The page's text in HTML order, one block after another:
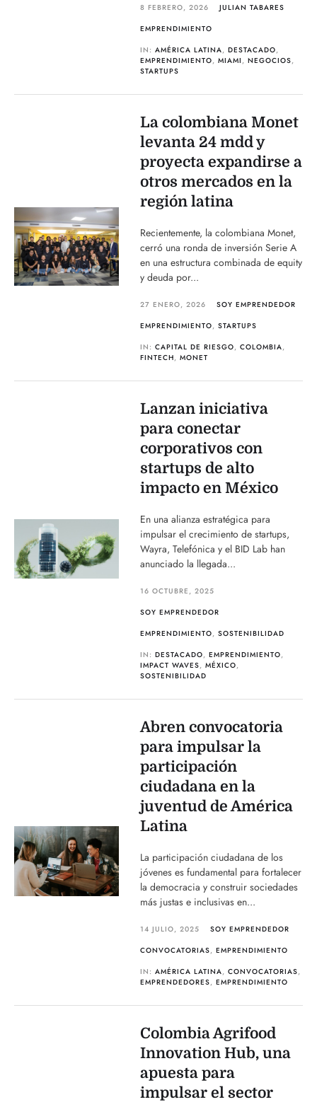
8 FEBRERO, 2026
JULIAN TABARES
EMPRENDIMIENTO
IN:AMÉRICA LATINA,DESTACADO,
EMPRENDIMIENTO,MIAMI ,NEGOCIOS,
STARTUPS
La colombiana Monet
levanta 24 mdd y
proyecta expandirse a
otros mercados en la
región latina
Recientemente, la colombiana Monet,
cerró una ronda de inversión Serie A
en una estructura combinada de equity
y deuda por...
27 ENERO, 2026
SOY EMPRENDEDOR
EMPRENDIMIENTO,STARTUPS
IN:CAPITAL DE RIESGO,COLOMBIA,
FINTECH,MONET
Lanzan iniciativa
para conectar
corporativos con
startups de alto
impacto en México
En una alianza estratégica para
impulsar el crecimiento de startups,
Wayra, Telefónica y el BID Lab han
anunciado la llegada...
16 OCTUBRE, 2025
SOY EMPRENDEDOR
EMPRENDIMIENTO,SOSTENIBILIDAD
IN:DESTACADO,EMPRENDIMIENTO,
IMPACT WAVES,MÉXICO,
SOSTENIBILIDAD
Abren convocatoria
para impulsar la
participación
ciudadana en la
juventud de América
Latina
La participación ciudadana de los
jóvenes es fundamental para fortalecer
la democracia y construir sociedades
más justas e inclusivas en...
14 JULIO, 2025
SOY EMPRENDEDOR
CONVOCATORIAS,EMPRENDIMIENTO
IN:AMÉRICA LATINA,CONVOCATORIAS,
EMPRENDEDORES,EMPRENDIMIENTO
Colombia Agrifood
Innovation Hub, una
apuesta para
impulsar el sector